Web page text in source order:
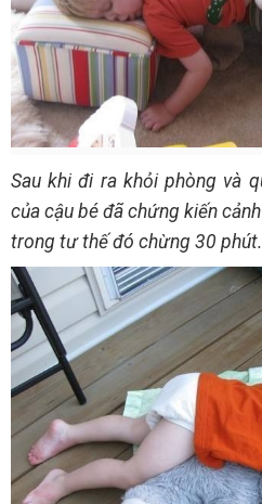
Sau khi đi ra khỏi phòng và
của cậu bé đã chứng kiến
trong tư thế đó chừng 30 phút.